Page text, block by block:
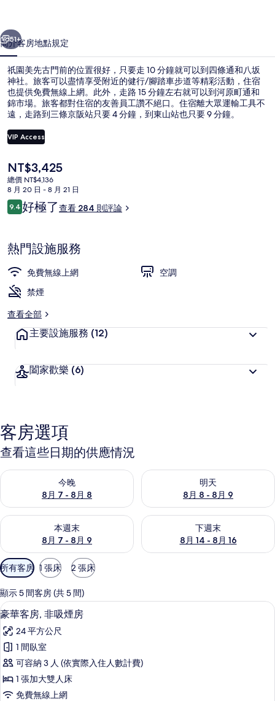
的
相
片
集
個 下一個
51+
簡介客房地點規定
祇園美先古門前的位置很好，只要走 10 分鐘就可以到四條通和八坂
神社。旅客可以盡情享受附近的健行/腳踏車步道等精彩活動，住宿
也提供免費無線上網。此外，走路 15 分鐘左右就可以到河原町通和
錦市場。旅客都對住宿的友善員工讚不絕口。住宿離大眾運輸工具不
遠，走路到三條京阪站只要 4 分鐘，到東山站也只要 9 分鐘。
VIP Access
目
前
的
價
格
NT$3,425
總價 NT$4,136
8 月 20 日 - 8 月 21 日
評
論
9.49.4 分，滿分 10 分，
好極了查看 284 則評論
熱門設施服務
免費無線上網
空調
禁煙
查看全部
主要設施服務 (12)
闔家歡樂 (6)
客房選項
查看這些日期的供應情況
今晚
8月 7 - 8月 8
查看今晚 (8月 7 - 8月 8) 的供應情況
明天
8月 8 - 8月 9
查看明天 (8月 8 - 8月 9) 的供
本週末
8月 7 - 8月 9
查看本週末 (8月 7 - 8月 9) 的供應情況
下週末
8月 14 - 8月 16
查看下週末 (8月 14 - 8月 16)
可
用
的
客
房
篩
選
條
所有客房 1 張床 2 張床
顯示 5 間客房 (共 5 間)
顯
示
豪
華
客
房,
豪華客房, 非吸煙房 | 低過敏寢具、
14
豪華客房, 非吸煙房
24 平方公尺
1 間臥室
可容納 3 人 (依實際入住人數計費)
1 張加大雙人床
免費無線上網